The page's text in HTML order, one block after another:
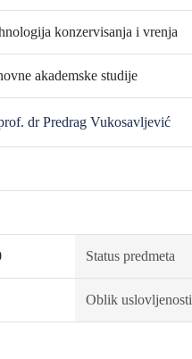
konzervisanja i vrenja
akademske studije
dr Predrag Vukosavljević
Status predmeta
Oblik uslovljenosti